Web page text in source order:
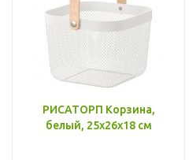
РИСАТОРП Корзина,
белый, 25x26x18 см